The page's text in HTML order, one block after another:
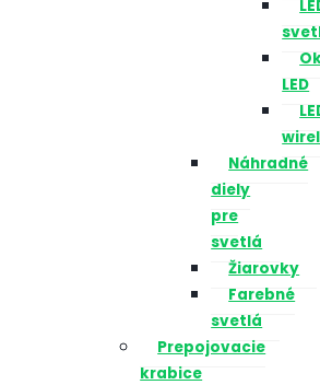
LED
Náhradné
diely
pre
svetlá
Žiarovky
Farebné
svetlá
Prepojovacie
krabice